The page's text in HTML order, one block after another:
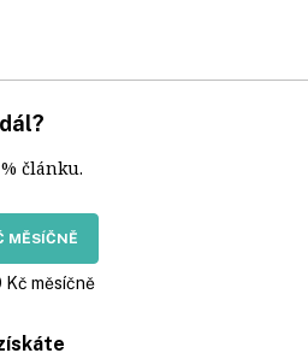
článku.
MĚSÍČNĚ
Kč měsíčně